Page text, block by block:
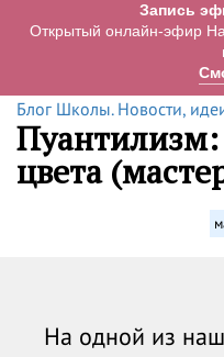
Запись
Открытый онлайн-эфир
Блог Школы. Новости,
Пуантилизм:
цвета
На одной из